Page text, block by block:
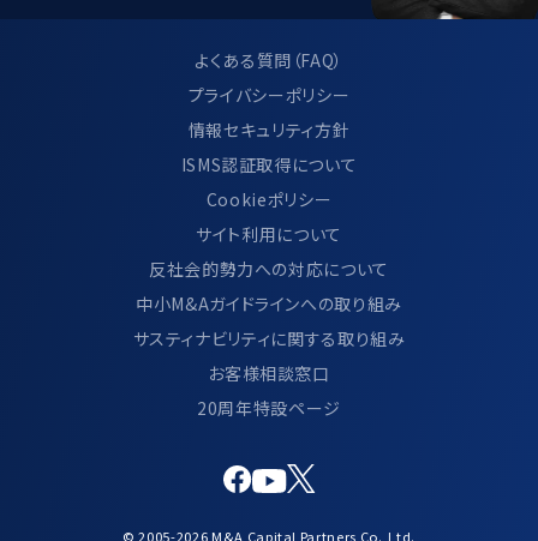
9.サイト利用について
当サイトのご利用方法につきましては、別
ページ「 サイトのご利用について」に記載し
ております。
https://www.ma-cp.com/terms-of-
よくある質問（FAQ）
プライバシーポリシー
情報セキュリティ方針
ISMS認証取得について
Cookieポリシー
サイト利用について
反社会的勢力への対応について
中小M&Aガイドラインへの取り組み
サスティナビリティに関する取り組み
お客様相談窓口
20周年特設ページ
© 2005-2026 M&A Capital Partners Co.,Ltd.